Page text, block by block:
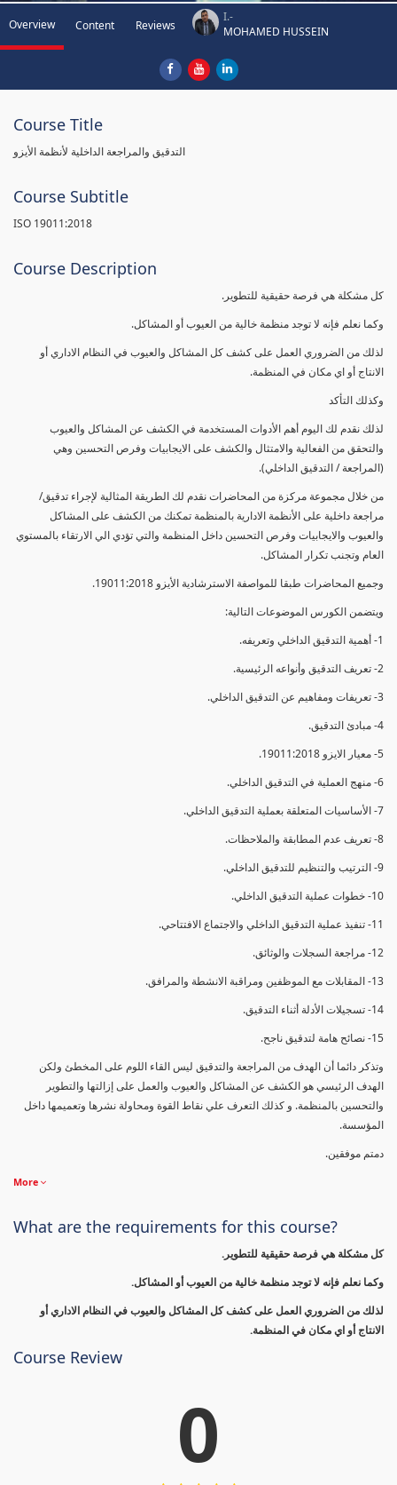
Overview Content Reviews
I.-
MOHAMED HUSSEIN
Course Title
التدقيق والمراجعة الداخلية لأنظمة الأيزو
Course Subtitle
ISO 19011:2018
Course Description
كل مشكلة هي فرصة حقيقية للتطوير.
وكما نعلم فإنه لا توجد منظمة خالية من العيوب أو المشاكل.
لذلك من الضروري العمل على كشف كل المشاكل والعيوب في النظام الاداري أو
الانتاج أو اي مكان في المنظمة.
وكذلك التأكد
لذلك نقدم لك اليوم أهم الأدوات المستخدمة في الكشف عن المشاكل والعيوب
والتحقق من الفعالية والامتثال والكشف على الايجابيات وفرص التحسين وهي
(المراجعة / التدقيق الداخلي).
من خلال مجموعة مركزة من المحاضرات نقدم لك الطريقة المثالية لإجراء تدقيق/
مراجعة داخلية على الأنظمة الادارية بالمنظمة تمكنك من الكشف على المشاكل
والعيوب والايجابيات وفرص التحسين داخل المنظمة والتي تؤدي الي الارتقاء بالمستوي
العام وتجنب تكرار المشاكل.
وجميع المحاضرات طبقا للمواصفة الاسترشادية الأيزو 19011:2018.
ويتضمن الكورس الموضوعات التالية:
1- أهمية التدقيق الداخلي وتعريفه.
2- تعريف التدقيق وأنواعه الرئيسية.
3- تعريفات ومفاهيم عن التدقيق الداخلي.
4- مبادئ التدقيق.
5- معيار الايزو 19011:2018.
6- منهج العملية في التدقيق الداخلي.
7- الأساسيات المتعلقة بعملية التدقيق الداخلي.
8- تعريف عدم المطابقة والملاحظات.
9- الترتيب والتنظيم للتدقيق الداخلي.
10- خطوات عملية التدقيق الداخلي.
11- تنفيذ عملية التدقيق الداخلي والاجتماع الافتتاحي.
12- مراجعة السجلات والوثائق.
13- المقابلات مع الموظفين ومراقبة الانشطة والمرافق.
14- تسجيلات الأدلة أثناء التدقيق.
15- نصائح هامة لتدقيق ناجح.
وتذكر دائما أن الهدف من المراجعة والتدقيق ليس القاء اللوم على المخطئ ولكن
الهدف الرئيسي هو الكشف عن المشاكل والعيوب والعمل على إزالتها والتطوير
والتحسين بالمنظمة. و كذلك التعرف علي نقاط القوة ومحاولة نشرها وتعميمها داخل
المؤسسة.
دمتم موفقين.
More
What are the requirements for this course?
كل مشكلة هي فرصة حقيقية للتطوير.
وكما نعلم فإنه لا توجد منظمة خالية من العيوب أو المشاكل.
لذلك من الضروري العمل على كشف كل المشاكل والعيوب في النظام الاداري أو
الانتاج أو اي مكان في المنظمة.
Course Review
0